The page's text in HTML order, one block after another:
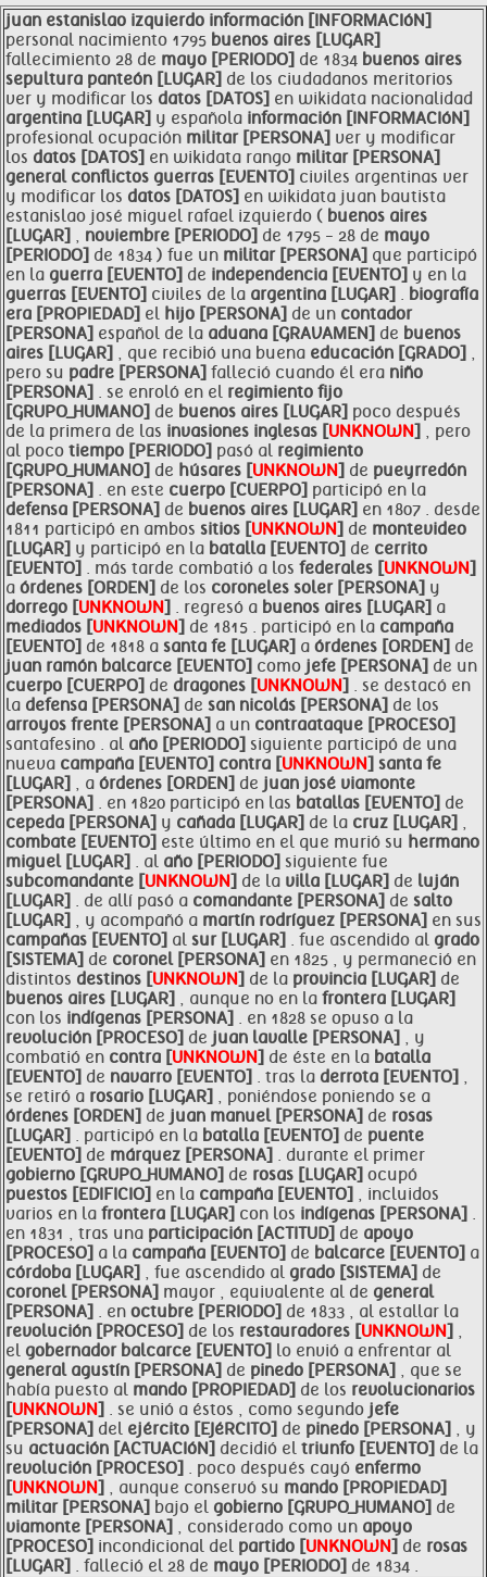
juan estanislao izquierdo información [INFORMACIóN]
personal nacimiento 1795 buenos aires [LUGAR]
fallecimiento 28 de mayo [PERIODO] de 1834 buenos aires
sepultura panteón [LUGAR] de los ciudadanos meritorios
ver y modificar los datos [DATOS] en wikidata nacionalidad
argentina [LUGAR] y española información [INFORMACIóN]
profesional ocupación militar [PERSONA] ver y modificar
los datos [DATOS] en wikidata rango militar [PERSONA]
general conflictos guerras [EVENTO] civiles argentinas ver
y modificar los datos [DATOS] en wikidata juan bautista
estanislao josé miguel rafael izquierdo ( buenos aires
[LUGAR] , noviembre [PERIODO] de 1795 - 28 de mayo
[PERIODO] de 1834 ) fue un militar [PERSONA] que participó
en la guerra [EVENTO] de independencia [EVENTO] y en la
guerras [EVENTO] civiles de la argentina [LUGAR] . biografía
era [PROPIEDAD] el hijo [PERSONA] de un contador
[PERSONA] español de la aduana [GRAVAMEN] de buenos
aires [LUGAR] , que recibió una buena educación [GRADO] ,
pero su padre [PERSONA] falleció cuando él era niño
[PERSONA] . se enroló en el regimiento fijo
[GRUPO_HUMANO] de buenos aires [LUGAR] poco después
de la primera de las invasiones inglesas [UNKNOWN] , pero
al poco tiempo [PERIODO] pasó al regimiento
[GRUPO_HUMANO] de húsares [UNKNOWN] de pueyrredón
[PERSONA] . en este cuerpo [CUERPO] participó en la
defensa [PERSONA] de buenos aires [LUGAR] en 1807 . desde
1811 participó en ambos sitios [UNKNOWN] de montevideo
[LUGAR] y participó en la batalla [EVENTO] de cerrito
[EVENTO] . más tarde combatió a los federales [UNKNOWN]
a órdenes [ORDEN] de los coroneles soler [PERSONA] y
dorrego [UNKNOWN] . regresó a buenos aires [LUGAR] a
mediados [UNKNOWN] de 1815 . participó en la campaña
[EVENTO] de 1818 a santa fe [LUGAR] a órdenes [ORDEN] de
juan ramón balcarce [EVENTO] como jefe [PERSONA] de un
cuerpo [CUERPO] de dragones [UNKNOWN] . se destacó en
la defensa [PERSONA] de san nicolás [PERSONA] de los
arroyos frente [PERSONA] a un contraataque [PROCESO]
santafesino . al año [PERIODO] siguiente participó de una
nueva campaña [EVENTO] contra [UNKNOWN] santa fe
[LUGAR] , a órdenes [ORDEN] de juan josé viamonte
[PERSONA] . en 1820 participó en las batallas [EVENTO] de
cepeda [PERSONA] y cañada [LUGAR] de la cruz [LUGAR] ,
combate [EVENTO] este último en el que murió su hermano
miguel [LUGAR] . al año [PERIODO] siguiente fue
subcomandante [UNKNOWN] de la villa [LUGAR] de luján
[LUGAR] . de allí pasó a comandante [PERSONA] de salto
[LUGAR] , y acompañó a martín rodríguez [PERSONA] en sus
campañas [EVENTO] al sur [LUGAR] . fue ascendido al grado
[SISTEMA] de coronel [PERSONA] en 1825 , y permaneció en
distintos destinos [UNKNOWN] de la provincia [LUGAR] de
buenos aires [LUGAR] , aunque no en la frontera [LUGAR]
con los indígenas [PERSONA] . en 1828 se opuso a la
revolución [PROCESO] de juan lavalle [PERSONA] , y
combatió en contra [UNKNOWN] de éste en la batalla
[EVENTO] de navarro [EVENTO] . tras la derrota [EVENTO] ,
se retiró a rosario [LUGAR] , poniéndose poniendo se a
órdenes [ORDEN] de juan manuel [PERSONA] de rosas
[LUGAR] . participó en la batalla [EVENTO] de puente
[EVENTO] de márquez [PERSONA] . durante el primer
gobierno [GRUPO_HUMANO] de rosas [LUGAR] ocupó
puestos [EDIFICIO] en la campaña [EVENTO] , incluidos
varios en la frontera [LUGAR] con los indígenas [PERSONA] .
en 1831 , tras una participación [ACTITUD] de apoyo
[PROCESO] a la campaña [EVENTO] de balcarce [EVENTO] a
córdoba [LUGAR] , fue ascendido al grado [SISTEMA] de
coronel [PERSONA] mayor , equivalente al de general
[PERSONA] . en octubre [PERIODO] de 1833 , al estallar la
revolución [PROCESO] de los restauradores [UNKNOWN] ,
el gobernador balcarce [EVENTO] lo envió a enfrentar al
general agustín [PERSONA] de pinedo [PERSONA] , que se
había puesto al mando [PROPIEDAD] de los revolucionarios
[UNKNOWN] . se unió a éstos , como segundo jefe
[PERSONA] del ejército [EJéRCITO] de pinedo [PERSONA] , y
su actuación [ACTUACIóN] decidió el triunfo [EVENTO] de la
revolución [PROCESO] . poco después cayó enfermo
[UNKNOWN] , aunque conservó su mando [PROPIEDAD]
militar [PERSONA] bajo el gobierno [GRUPO_HUMANO] de
viamonte [PERSONA] , considerado como un apoyo
[PROCESO] incondicional del partido [UNKNOWN] de rosas
[LUGAR] . falleció el 28 de mayo [PERIODO] de 1834 .